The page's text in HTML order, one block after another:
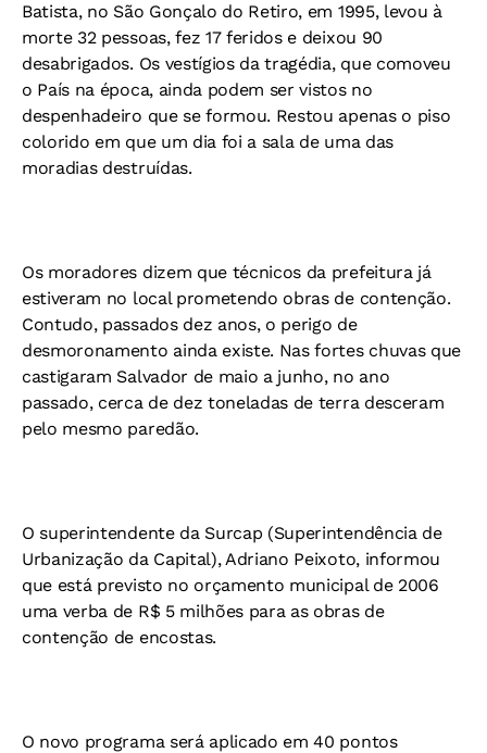
Batista, no São Gonçalo do Retiro, em 1995, levou à
morte 32 pessoas, fez 17 feridos e deixou 90
desabrigados. Os vestígios da tragédia, que comoveu
o País na época, ainda podem ser vistos no
despenhadeiro que se formou. Restou apenas o piso
colorido em que um dia foi a sala de uma das
moradias destruídas.
Os moradores dizem que técnicos da prefeitura já
estiveram no local prometendo obras de contenção.
Contudo, passados dez anos, o perigo de
desmoronamento ainda existe. Nas fortes chuvas que
castigaram Salvador de maio a junho, no ano
passado, cerca de dez toneladas de terra desceram
pelo mesmo paredão.
O superintendente da Surcap (Superintendência de
Urbanização da Capital), Adriano Peixoto, informou
que está previsto no orçamento municipal de 2006
uma verba de R$ 5 milhões para as obras de
contenção de encostas.
O novo programa será aplicado em 40 pontos